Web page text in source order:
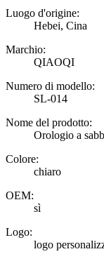
Luogo d'origine:
Hebei, Cina
Marchio:
QIAOQI
Numero di modello:
SL-014
Nome del prodotto:
Orologio a
Colore:
chiaro
OEM:
sì
Logo:
logo